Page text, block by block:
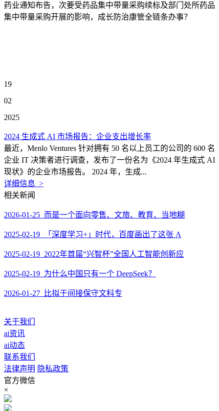
药业通知布告，次要受药品集中带量采购续标及部门处所药品
集中带量采购开展的影响，成长防治康管全链条办事？
19
02
2025
2024 生成式 AI 市场报告：企业支出增长率
最近，Menlo Ventures 针对拥有 50 名以上员工的公司的 600 名
企业 IT 决策者进行调查，发布了一份名为《2024 年生成式 AI
现状》的企业市场报告。 2024 年，生成...
详细信息 >
相关新闻
2026-01-25 而是一个面向零售、文旅、教育、当地糊
2025-02-19 「深度学习+」时代，百度画出了这张 A
2025-02-19 2022年首届“兴智杯”全国人工智能创新应
2025-02-19 为什么中国只有一个 DeepSeek？
2026-01-27 比拟于间接保守文科专
关于我们
ai资讯
ai动态
联系我们
法律声明 隐私政策
官方微信
×